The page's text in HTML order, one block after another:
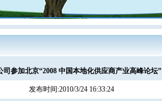
司参加北京“2008 中国本地化供应商产业高峰论坛”
发布时间:2010/3/24 16:33:24